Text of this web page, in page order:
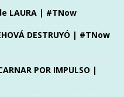
LAURA | #TNow
DESTRUYÓ | #TNow
POR IMPULSO |